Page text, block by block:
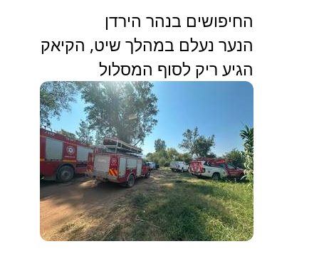
החיפושים בנהר הירדן
הנער נעלם במהלך שיט, הקיאק
הגיע ריק לסוף המסלול